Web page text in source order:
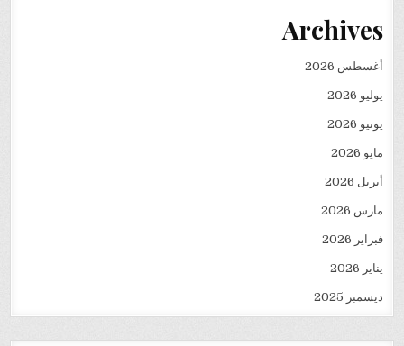
Archives
أغسطس 2026
يوليو 2026
يونيو 2026
مايو 2026
أبريل 2026
مارس 2026
فبراير 2026
يناير 2026
ديسمبر 2025